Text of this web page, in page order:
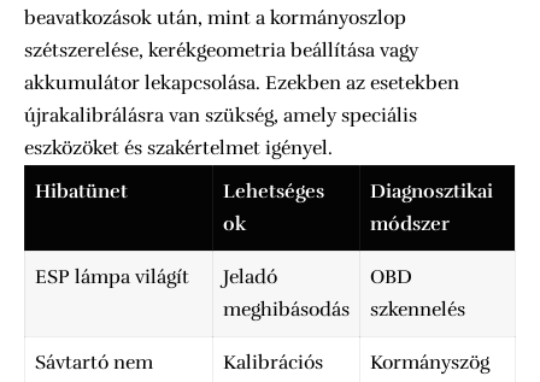
beavatkozások után, mint a kormányoszlop
szétszerelése, kerékgeometria beállítása vagy
akkumulátor lekapcsolása. Ezekben az esetekben
újrakalibrálásra van szükség, amely speciális
eszközöket és szakértelmet igényel.
Hibatünet
Lehetséges
ok
Diagnosztikai
módszer
ESP lámpa világít
Jeladó
meghibásodás
OBD
szkennelés
Sávtartó nem
Kalibrációs
Kormányszög